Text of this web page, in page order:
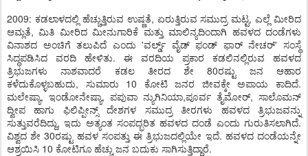
2009: ಕಡಲಾಳದಲ್ಲಿ ಹೆಚ್ಚುತ್ತಿರುವ ಉಷ್ಣತೆ, ಏರುತ್ತಿರುವ ಸಮುದ್ರ ಮಟ್ಟ, ಎಲ್ಲೆ ಮೀರಿದ
ಆಮ್ಲತೆ, ಮಿತಿ ಮೀರಿದ ಮೀನುಗಾರಿಕೆ ಮತ್ತು ಮಾಲಿನ್ಯದಿಂದಾಗಿ ಹವಳದ ದಂಡೆಗಳು
ವಿನಾಶದ ಅಂಚಿಗೆ ತಲುಪಿದೆ ಎಂದು 'ವರ್ಲ್ಡ್ ವೈಡ್ ಫಂಡ್ ಫಾರ್ ನೇಚರ್' ಸಂಸ್ಥೆ
ಸಿದ್ಧಪಡಿಸಿದ ವರದಿ ಹೇಳಿತು. ಈ ವರದಿಯ ಪ್ರಕಾರ ಕಡಲಿನಲ್ಲಿರುವ ಹವಳದ
ತ್ರಿಭುಜಗಳು ನಾಶವಾದರೆ ಕಡಲ ತೀರದ ಶೇ 80ರಷ್ಟು ಜನ ಆಹಾರ
ಕಳೆದುಕೊಳ್ಳಬಹುದು, ಸುಮಾರು 10 ಕೋಟಿ ಜನರ ಜೀವಕ್ಕೇ ಅಪಾಯ ಕಾದಿದೆ.
ಮಲೇಷ್ಯಾ, ಇಂಡೋನೇಷ್ಯಾ, ಪಪುವಾ ನ್ಯುಗಿನಿಯಾ,ಪೂರ್ವ ತೈಮೋರ್, ಸಾಲೊಮನ್
ದ್ವೀಪ ಹಾಗು ಫಿಲಿಪ್ಪೀನ್ಸ್ ದೇಶಗಳ ಸಮುದ್ರ ತೀರಗಳು ಹವಳದ ತ್ರಿಭುಜವನ್ನು
ಸುತ್ತುವರೆದಿದ್ದು, ಇದು ಅತ್ಯಂತ ಸಂಪದ್ಭರಿತ ಹವಳದ ದಂಡೆ ಎಂದು ಗುರುತಿಸಲಾಗಿದೆ.
ವಿಶ್ವದ ಶೇ 30ರಷ್ಟು ಹವಳ ಸಂಪತ್ತು ಈ ತ್ರಿಭುಜದಲ್ಲಿಯೇ ಇದೆ. ಹವಳದ ದಂಡೆಯನ್ನೇ
ಆಶ್ರಯಿಸಿ 10 ಕೋಟಿಗೂ ಹೆಚ್ಚು ಜನ ಬದುಕು ಸಾಗಿಸುತ್ತಿದ್ದಾರೆ.